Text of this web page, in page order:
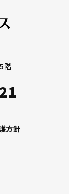
階
方針